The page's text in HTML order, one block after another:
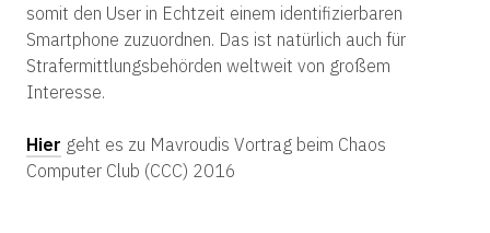
somit den User in Echtzeit einem identifizierbaren
Smartphone zuzuordnen. Das ist natürlich auch für
Strafermittlungsbehörden weltweit von großem
Interesse.
Hier geht es zu Mavroudis Vortrag beim Chaos
Computer Club (CCC) 2016